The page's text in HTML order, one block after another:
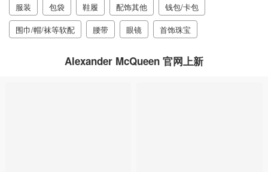
服装 包袋 鞋履 配饰其他
钱包/卡包
围巾/帽/袜等软配
腰带 眼镜 首饰珠宝
Alexander McQueen 官网上新